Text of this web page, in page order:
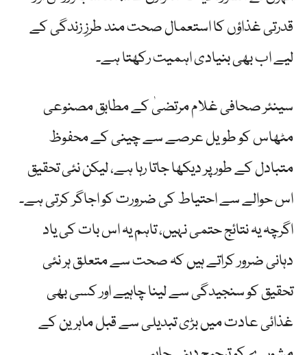
قدرتی غذاؤں کا استعمال صحت مند طرزِ زندگی کے
لیے اب بھی بنیادی اہمیت رکھتا ہے۔
سینئر صحافی غلام مرتضیٰ کے مطابق مصنوعی
مٹھاس کو طویل عرصے سے چینی کے محفوظ
متبادل کے طور پر دیکھا جاتا رہا ہے، لیکن نئی تحقیق
اس حوالے سے احتیاط کی ضرورت کو اجاگر کرتی ہے۔
اگرچہ یہ نتائج حتمی نہیں، تاہم یہ اس بات کی یاد
دہانی ضرور کراتے ہیں کہ صحت سے متعلق ہر نئی
تحقیق کو سنجیدگی سے لینا چاہیے اور کسی بھی
غذائی عادت میں بڑی تبدیلی سے قبل ماہرین کے